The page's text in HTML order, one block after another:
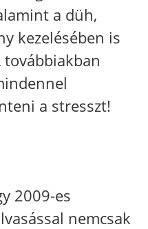
a düh,
kezelésében is
a stresszt!
2009-es
nemcsak